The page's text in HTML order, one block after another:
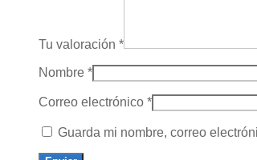
Tu valoración *
Nombre *
Correo electrónico *
Guarda mi nombre, correo